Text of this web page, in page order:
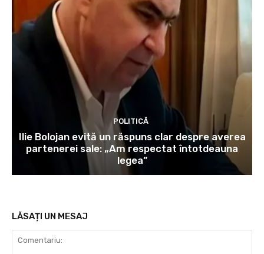
POLITICĂ
Ilie Bolojan evită un răspuns clar despre averea
partenerei sale: „Am respectat întotdeauna
legea”
LĂSAȚI UN MESAJ